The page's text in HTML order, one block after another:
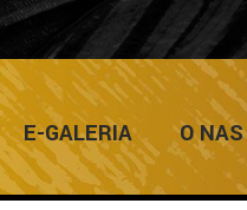
E-GALERIA O NAS